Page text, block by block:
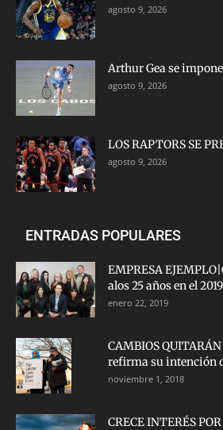
agosto 9, 2026
Arthur Gea se impone
agosto 9, 2026
LOS RAPTORS SE
agosto 9, 2026
ENTRADAS POPULARES
EMPRESA
alos 25 años en el 2019
enero 22, 2019
CAMBIOS
refirma su intención
noviembre 1, 2018
CRECE INTERÉS